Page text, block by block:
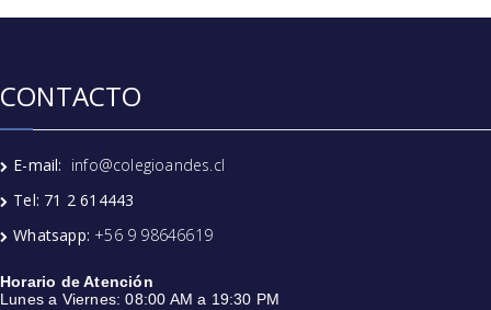
CONTACTO
E-mail: info@colegioandes.cl
Tel: 71 2 614443
Whatsapp: +56 9 98646619
Horario de Atención
Lunes a Viernes: 08:00 AM a 19:30 PM